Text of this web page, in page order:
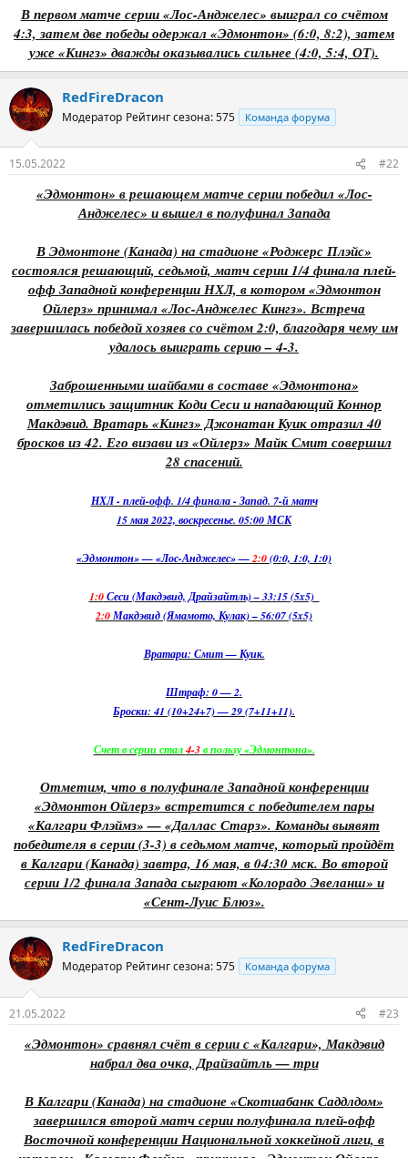
В первом матче серии «Лос-Анджелес» выиграл со счётом
4:3, затем две победы одержал «Эдмонтон» (6:0, 8:2), затем
уже «Кингз» дважды оказывались сильнее (4:0, 5:4, ОТ).
RedFireDracon
Модератор Рейтинг сезона: 575 Команда форума
15.05.2022 #22
«Эдмонтон» в решающем матче серии победил «Лос-
Анджелес» и вышел в полуфинал Запада
В Эдмонтоне (Канада) на стадионе «Роджерс Плэйс»
состоялся решающий, седьмой, матч серии 1/4 финала плей-
офф Западной конференции НХЛ, в котором «Эдмонтон
Ойлерз» принимал «Лос-Анджелес Кингз». Встреча
завершилась победой хозяев со счётом 2:0, благодаря чему им
удалось выиграть серию – 4-3.
Заброшенными шайбами в составе «Эдмонтона»
отметились защитник Коди Сеси и нападающий Коннор
Макдэвид. Вратарь «Кингз» Джонатан Куик отразил 40
бросков из 42. Его визави из «Ойлерз» Майк Смит совершил
28 спасений.
НХЛ - плей-офф. 1/4 финала - Запад. 7-й матч
15 мая 2022, воскресенье. 05:00 МСК
«Эдмонтон» — «Лос-Анджелес» —2:0(0:0, 1:0, 1:0)
1:0Сеси (Макдэвид, Драйзайтль) – 33:15 (5x5)
2:0Макдэвид (Ямамото, Кулак) – 56:07 (5x5)
Вратари: Смит — Куик.
Штраф: 0 — 2.
Броски: 41 (10+24+7) — 29 (7+11+11).
Счет в серии стал4-3в пользу «Эдмонтона».
Отметим, что в полуфинале Западной конференции
«Эдмонтон Ойлерз» встретится с победителем пары
«Калгари Флэймз» — «Даллас Старз». Команды выявят
победителя в серии (3-3) в седьмом матче, который пройдёт
в Калгари (Канада) завтра, 16 мая, в 04:30 мск. Во второй
серии 1/2 финала Запада сыграют «Колорадо Эвеланш» и
«Сент-Луис Блюз».
RedFireDracon
Модератор Рейтинг сезона: 575 Команда форума
21.05.2022 #23
«Эдмонтон» сравнял счёт в серии с «Калгари», Макдэвид
набрал два очка, Драйзайтль — три
В Калгари (Канада) на стадионе «Скотиабанк Саддлдом»
завершился второй матч серии полуфинала плей-офф
Восточной конференции Национальной хоккейной лиги, в